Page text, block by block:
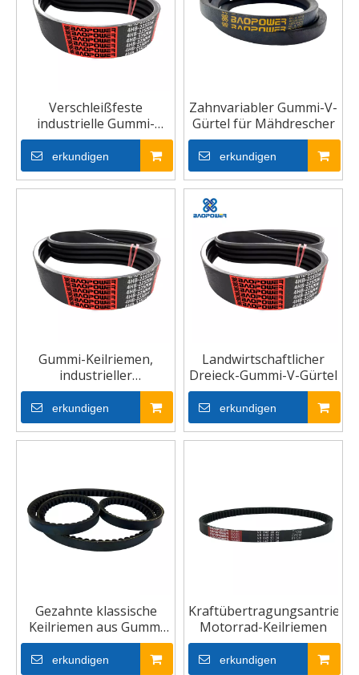
Verschleißfeste
industrielle Gummi-
Keilriemen für die
Landwirtschaft
erkundigen
Zahnvariabler Gummi-V-
Gürtel für Mähdrescher
erkundigen
Gummi-Keilriemen,
industrieller
landwirtschaftlicher
Keilriemen
erkundigen
Landwirtschaftlicher
Dreieck-Gummi-V-Gürtel
erkundigen
Gezahnte klassische
Keilriemen aus Gummi
für Maschinen
erkundigen
Kraftübertragungsantrieb
Motorrad-Keilriemen
erkundigen